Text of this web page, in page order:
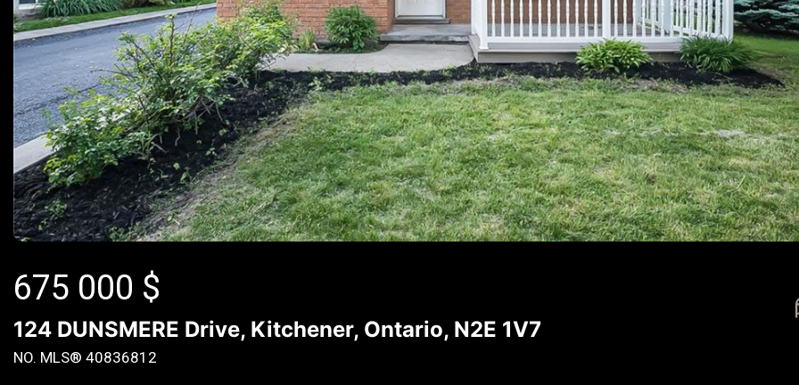
675 000 $
124 DUNSMERE Drive, Kitchener, Ontario, N2E 1V7
NO. MLS® 40836812